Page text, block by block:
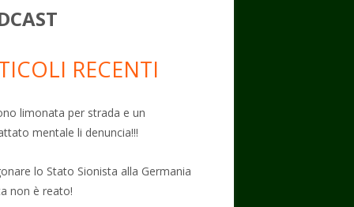
RECENTI
limonata per strada e un
mentale li denuncia!!!
lo Stato Sionista alla Germania
non è reato!